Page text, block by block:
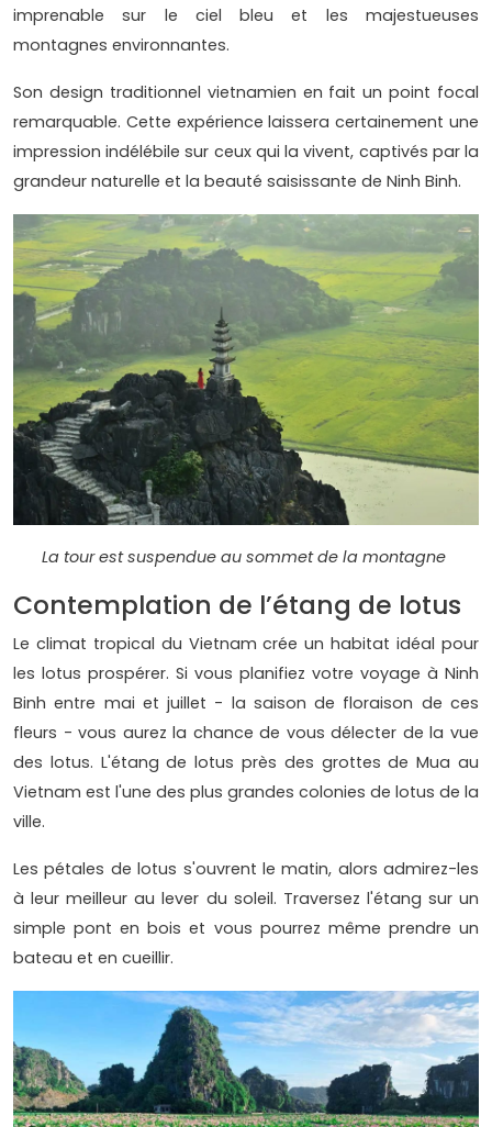
imprenable sur le ciel bleu et les majestueuses
montagnes environnantes.
Son design traditionnel vietnamien en fait un point focal
remarquable. Cette expérience laissera certainement une
impression indélébile sur ceux qui la vivent, captivés par la
grandeur naturelle et la beauté saisissante de Ninh Binh.
La tour est suspendue au sommet de la montagne
Contemplation de l’étang de lotus
Le climat tropical du Vietnam crée un habitat idéal pour
les lotus prospérer. Si vous planifiez votre voyage à Ninh
Binh entre mai et juillet - la saison de floraison de ces
fleurs - vous aurez la chance de vous délecter de la vue
des lotus. L'étang de lotus près des grottes de Mua au
Vietnam est l'une des plus grandes colonies de lotus de la
ville.
Les pétales de lotus s'ouvrent le matin, alors admirez-les
à leur meilleur au lever du soleil. Traversez l'étang sur un
simple pont en bois et vous pourrez même prendre un
bateau et en cueillir.